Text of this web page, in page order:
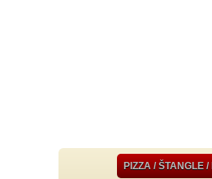
PIZZA / ŠTANGLE